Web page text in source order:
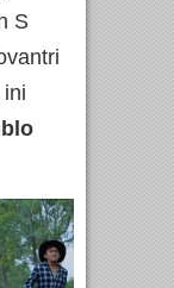
S
ini